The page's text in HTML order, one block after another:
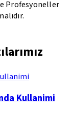
Profesyoneller
Kullanimi